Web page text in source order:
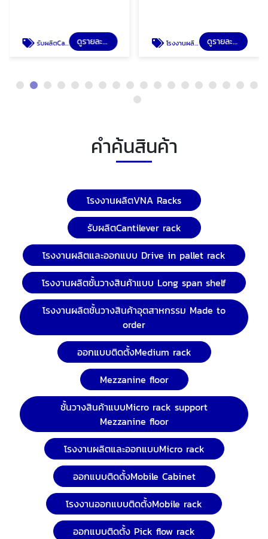
รับผลิตCantilever rack ดูรายละเอียด โรงงานผลิตและออกแบบ Drive in pallet rack ดูรายละเอียด
คำค้นสินค้า
โรงงานผลิตVNA Racks
รับผลิตCantilever rack
โรงงานผลิตและออกแบบ Drive in pallet rack
โรงงานผลิตชั้นวางสินค้าแบบ Long span shelf
โรงงานผลิตชั้นวางสินค้าอุตสาหกรรม Made to
order
ออกแบบติดตั้งMedium rack
Mezzanine floor
ชั้นวางสินค้าแบบMicro rack support
Mezzanine floor
โรงงานผลิตและออกแบบMicro rack
ออกแบบติดตั้งMobile Cabinet
โรงงานออกแบบติดตั้งMobile rack
ออกแบบติดตั้ง Pick flow rack